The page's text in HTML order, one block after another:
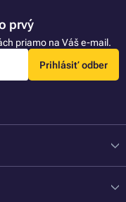
prvý
priamo na Váš e-mail.
Prihlásiť odber